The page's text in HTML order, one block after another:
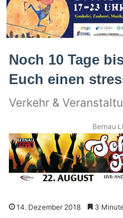
Noch 10 Tage
Euch einen
Verkehr &
Bernau
14. Dezember 2018 3